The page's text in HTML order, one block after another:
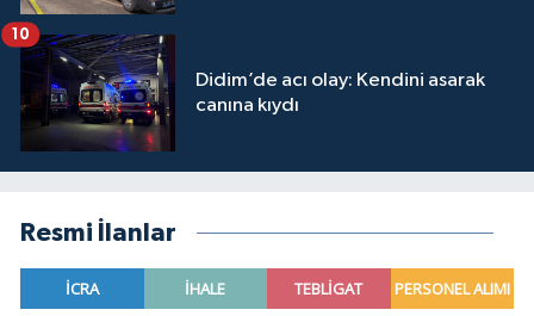
Didim’de acı olay: Kendini asarak
canına kıydı
10
Resmi İlanlar